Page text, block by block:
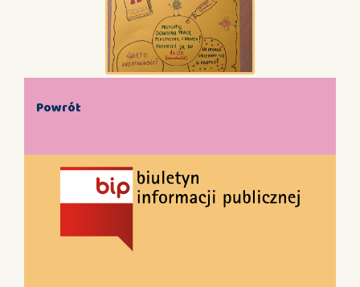
Powrót